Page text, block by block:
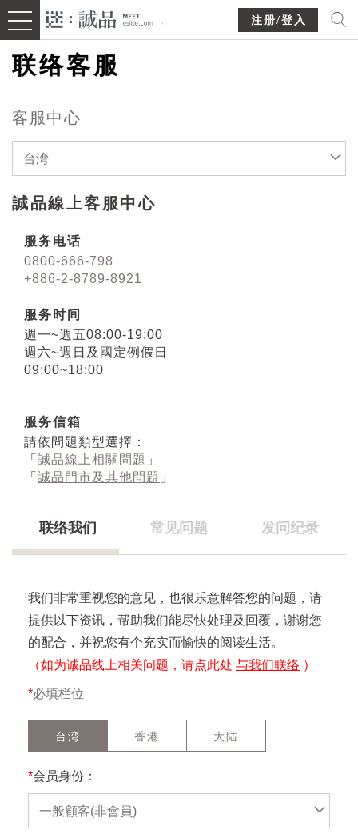
注册/登入
联络客服
客服中心
台湾
誠品線上客服中心
服务电话
0800-666-798
+886-2-8789-8921
服务时间
週一~週五08:00-19:00
週六~週日及國定例假日
09:00~18:00
服务信箱
請依問題類型選擇：
「 誠品線上相關問題 」
「 誠品門市及其他問題 」
联络我们 常见问题 发问纪录
我们非常重视您的意见，也很乐意解答您的问题，请
提供以下资讯，帮助我们能尽快处理及回覆，谢谢您
的配合，并祝您有个充实而愉快的阅读生活。
（如为诚品线上相关问题，请点此处 与我们联络 ）
*必填栏位
台湾 香港 大陆
*会员身份：
一般顧客(非會員)